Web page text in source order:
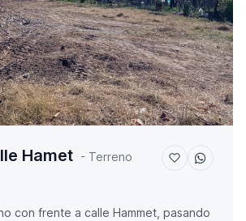
Hamet - Terreno
con frente a calle Hammet, pasando